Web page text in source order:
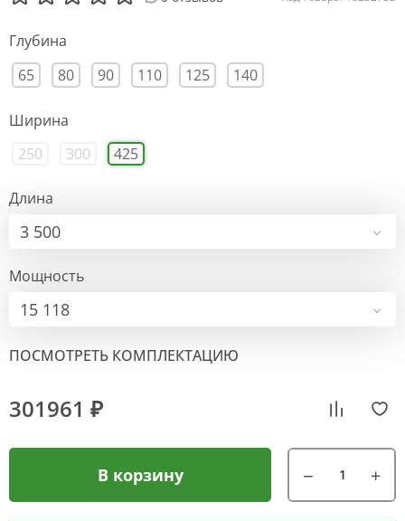
Глубина
65
80 90 110 125 140
Ширина
250
300 425
Длина
3 500
Мощность
15 118
ПОСМОТРЕТЬ КОМПЛЕКТАЦИЮ
301961 ₽
В корзину